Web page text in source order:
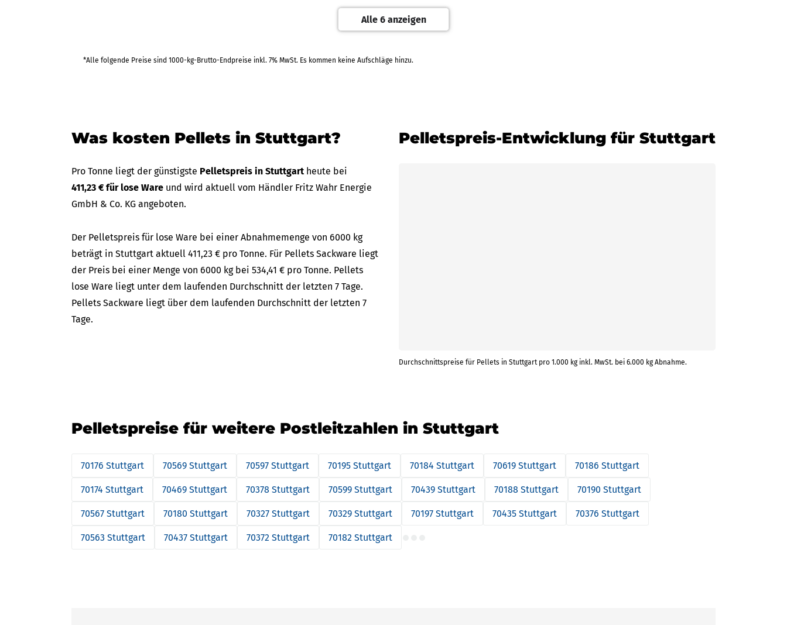
bis Do 24.09.2026
458,23 €
Alle 6 anzeigen
*Alle folgende Preise sind 1000-kg-Brutto-Endpreise inkl. 7% MwSt. Es kommen keine Aufschläge hinzu.
Was kosten Pellets in Stuttgart?
Pro Tonne liegt der günstigste Pelletspreis in Stuttgart heute bei
411,23 € für lose Ware und wird aktuell vom Händler Fritz Wahr Energie
GmbH & Co. KG angeboten.
Der Pelletspreis für lose Ware bei einer Abnahmemenge von 6000 kg
beträgt in Stuttgart aktuell 411,23 € pro Tonne. Für Pellets Sackware liegt
der Preis bei einer Menge von 6000 kg bei 534,41 € pro Tonne. Pellets
lose Ware liegt unter dem laufenden Durchschnitt der letzten 7 Tage.
Pellets Sackware liegt über dem laufenden Durchschnitt der letzten 7
Tage.
Pelletspreis-Entwicklung für Stuttgart
Durchschnittspreise für Pellets in Stuttgart pro 1.000 kg inkl. MwSt. bei 6.000 kg Abnahme.
Pelletspreise für weitere Postleitzahlen in Stuttgart
70176 Stuttgart 70569 Stuttgart 70597 Stuttgart 70195 Stuttgart 70184 Stuttgart 70619 Stuttgart 70186 Stuttgart
70174 Stuttgart 70469 Stuttgart 70378 Stuttgart 70599 Stuttgart 70439 Stuttgart 70188 Stuttgart 70190 Stuttgart
70567 Stuttgart 70180 Stuttgart 70327 Stuttgart 70329 Stuttgart 70197 Stuttgart 70435 Stuttgart 70376 Stuttgart
70563 Stuttgart 70437 Stuttgart 70372 Stuttgart 70182 Stuttgart